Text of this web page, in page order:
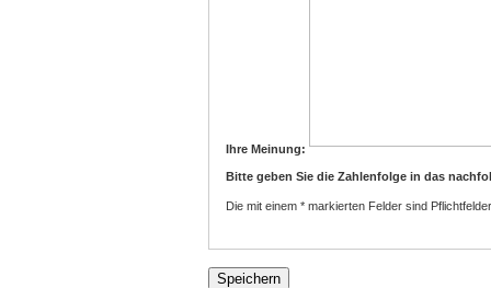
Ihre Meinung:
Bitte geben Sie die Zahlenfolge in das
Die mit einem * markierten Felder sind